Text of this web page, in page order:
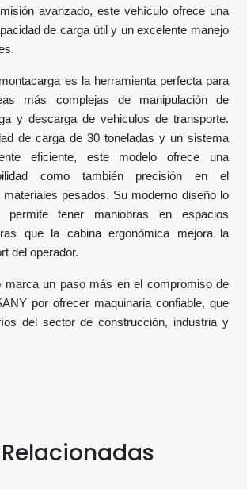
avanzado, este vehículo ofrece una
de carga útil y un excelente manejo
es la herramienta perfecta para
más complejas de manipulación de
y descarga de vehiculos de transporte.
de carga de 30 toneladas y un sistema
eficiente, este modelo ofrece una
como también precisión en el
materiales pesados. Su moderno diseño lo
tener maniobras en espacios
que la cabina ergonómica mejora la
del operador.
marca un paso más en el compromiso de
por ofrecer maquinaria confiable, que
del sector de construcción, industria y